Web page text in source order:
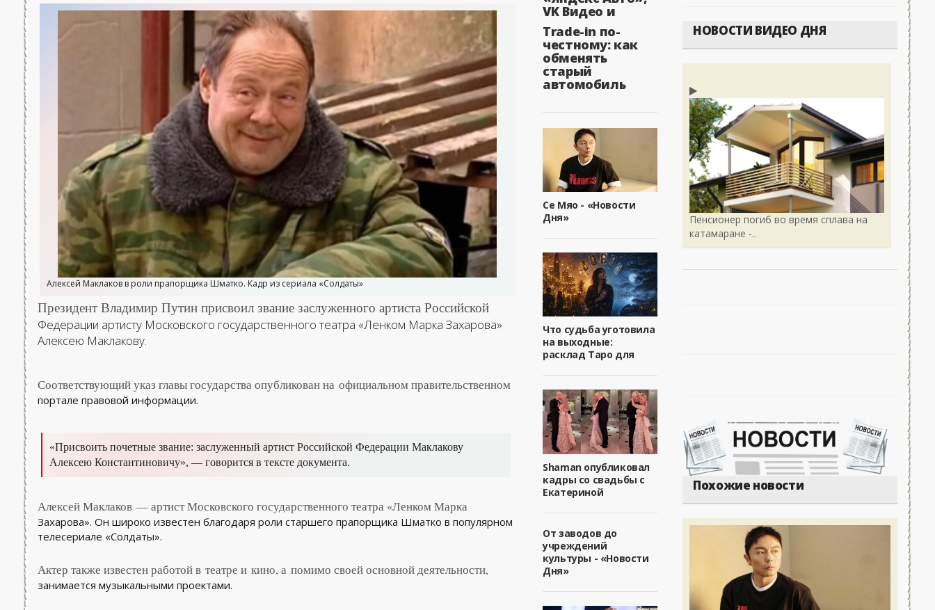
Алексей Маклаков в роли прапорщика Шматко. Кадр из сериала «Солдаты»
Президент Владимир Путин присвоил звание заслуженного артиста Российской
Федерации артисту Московского государственного театра «Ленком Марка Захарова»
Алексею Маклакову.
Соответствующий указ главы государства опубликован на официальном правительственном
портале правовой информации.
«Присвоить почетные звание: заслуженный артист Российской Федерации Маклакову
Алексею Константиновичу», — говорится в тексте документа.
Алексей Маклаков — артист Московского государственного театра «Ленком Марка
Захарова». Он широко известен благодаря роли старшего прапорщика Шматко в популярном
телесериале «Солдаты».
Актер также известен работой в театре и кино, а помимо своей основной деятельности,
занимается музыкальными проектами.
VK Видео и
Trade-in по-
честному: как
обменять
старый
автомобиль
Се Мяо - «Новости
Дня»
Что судьба уготовила
на выходные:
расклад Таро для
Shaman опубликовал
кадры со свадьбы с
Екатериной
От заводов до
учреждений
культуры - «Новости
Дня»
НОВОСТИ ВИДЕО ДНЯ
Пенсионер погиб во время сплава на
катамаране -..
Похожие новости